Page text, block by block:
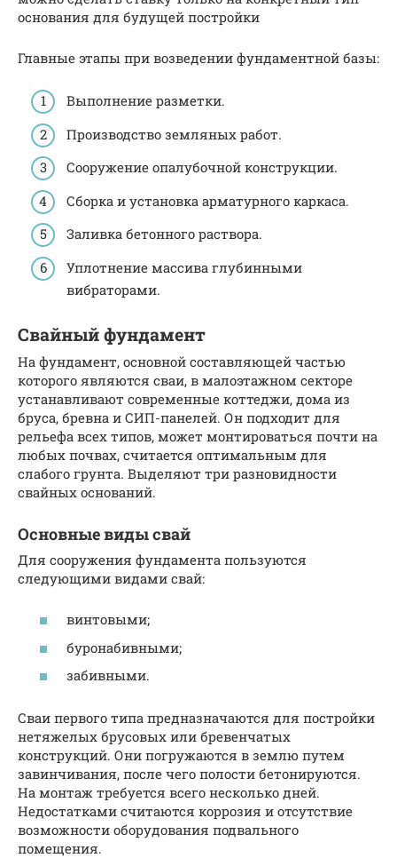
основания для будущей постройки
Главные этапы при возведении фундаментной базы:
Выполнение разметки.
Производство земляных работ.
Сооружение опалубочной конструкции.
Сборка и установка арматурного каркаса.
Заливка бетонного раствора.
Уплотнение массива глубинными
вибраторами.
Свайный фундамент
На фундамент, основной составляющей частью
которого являются сваи, в малоэтажном секторе
устанавливают современные коттеджи, дома из
бруса, бревна и СИП-панелей. Он подходит для
рельефа всех типов, может монтироваться почти на
любых почвах, считается оптимальным для
слабого грунта. Выделяют три разновидности
свайных оснований.
Основные виды свай
Для сооружения фундамента пользуются
следующими видами свай:
винтовыми;
буронабивными;
забивными.
Сваи первого типа предназначаются для постройки
нетяжелых брусовых или бревенчатых
конструкций. Они погружаются в землю путем
завинчивания, после чего полости бетонируются.
На монтаж требуется всего несколько дней.
Недостатками считаются коррозия и отсутствие
возможности оборудования подвального
помещения.